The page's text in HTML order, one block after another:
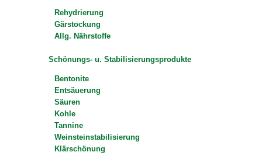
Rehydrierung
Gärstockung
Allg. Nährstoffe
Schönungs- u. Stabilisierungsprodukte
Bentonite
Entsäuerung
Säuren
Kohle
Tannine
Weinsteinstabilisierung
Klärschönung